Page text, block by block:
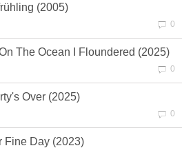
0
(2005)
0
The Ocean I Floundered (2025)
0
Over (2025)
Fine Day (2023)